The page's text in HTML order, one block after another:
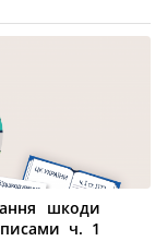
шкоди
ч. 1